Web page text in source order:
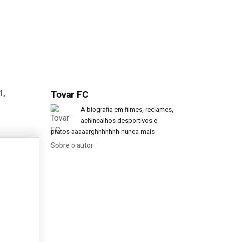
sem qualquer jogo na 1.ª
Tovar FC
A biografia em filmes, reclames,
achincalhos desportivos e
pratos aaaaarghhhhhhh-nunca-mais
Sobre o autor